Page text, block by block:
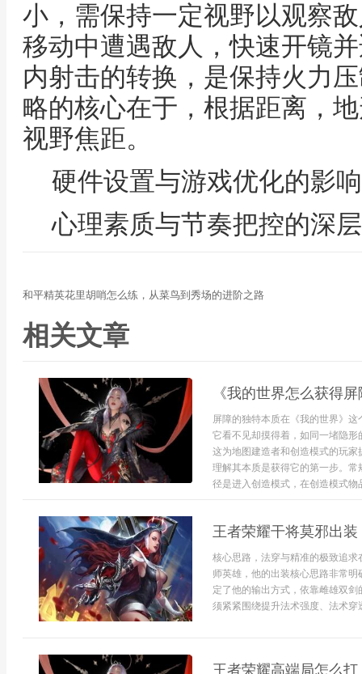
小，需保持一定视野以观察
移动中遭遇敌人，快速开镜
内射击的转换，是保持火力
略的核心在于，根据距离，
视野焦距。
硬件设置与游戏优化的影响
心理素质与节奏把控的深
和平精英花里胡哨怎么练，从菜鸟到秀场的进阶之路
相关文章
《我的世界怎么获得
屏障的独特本质在《我的世界》
它看不见却摸得着，如同一堵隐
这为地图建造者和创造模式的玩
理解其本质是获得它的第一步。
径是进入创造模式，在创造模式物
王者荣耀干将莫邪出
核心思路，法穿与精准的极致追
师英雄，他的出装核心思路非常
定了他的输出方式，依靠雌雄双
须紧紧围绕提升法术强度、法术穿
王者荣耀高端局怎么